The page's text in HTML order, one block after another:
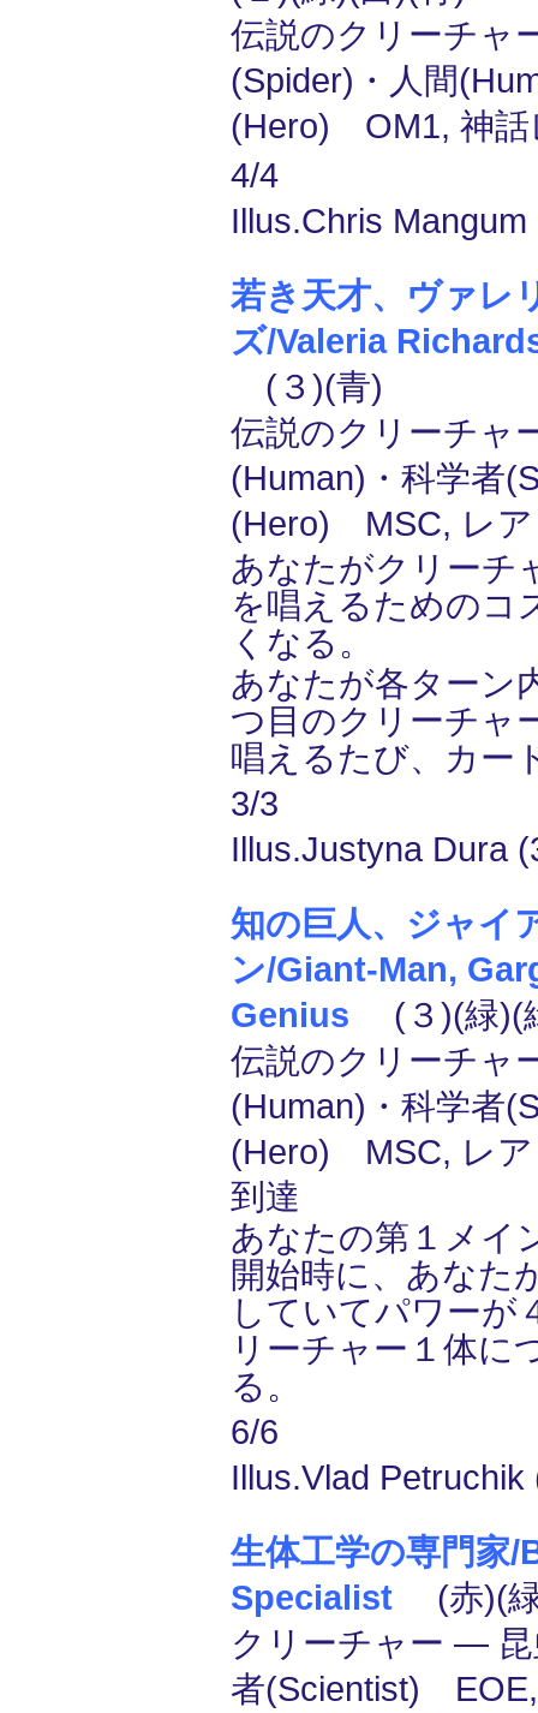
伝説のクリーチャ
(Spider)・人間
(Hero) OM1, 神話
4/4
Illus.Chris Mangum
若き天才、ヴァレ
ズ/Valeria
(３)(青)
伝説のクリーチャ
(Human)・科学者
(Hero) MSC, レア
あなたがクリーチ
を唱えるためのコ
くなる。
あなたが各ターン
つ目のクリーチャ
唱えるたび、カー
3/3
Illus.Justyna Dura
知の巨人、ジャイ
ン/Giant-Man,
Genius (３)(緑)(
伝説のクリーチャ
(Human)・科学者
(Hero) MSC, レア
到達
あなたの第１メイ
開始時に、あなた
していてパワーが
リーチャー１体に
る。
6/6
Illus.Vlad Petruchik
生体工学の専門家/
Specialist (赤)(
クリーチャー ―
者(Scientist)